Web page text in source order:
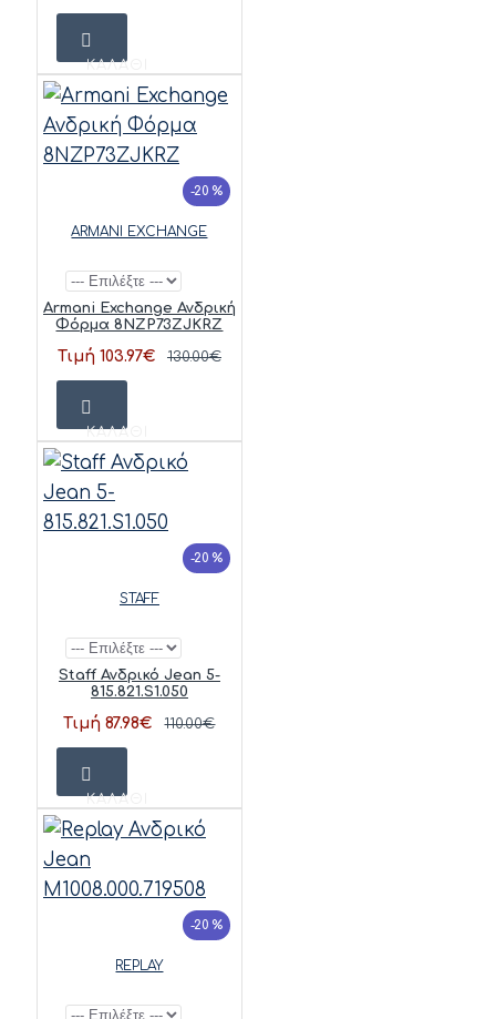
ΚΑΛΆΘΙ
-20 %
ARMANI EXCHANGE
Armani Exchange Ανδρική
Φόρμα 8NZP73ZJKRZ
Τιμή 103.97€ 130.00€
ΚΑΛΆΘΙ
-20 %
STAFF
Staff Ανδρικό Jean 5-
815.821.S1.050
Τιμή 87.98€ 110.00€
ΚΑΛΆΘΙ
-20 %
REPLAY